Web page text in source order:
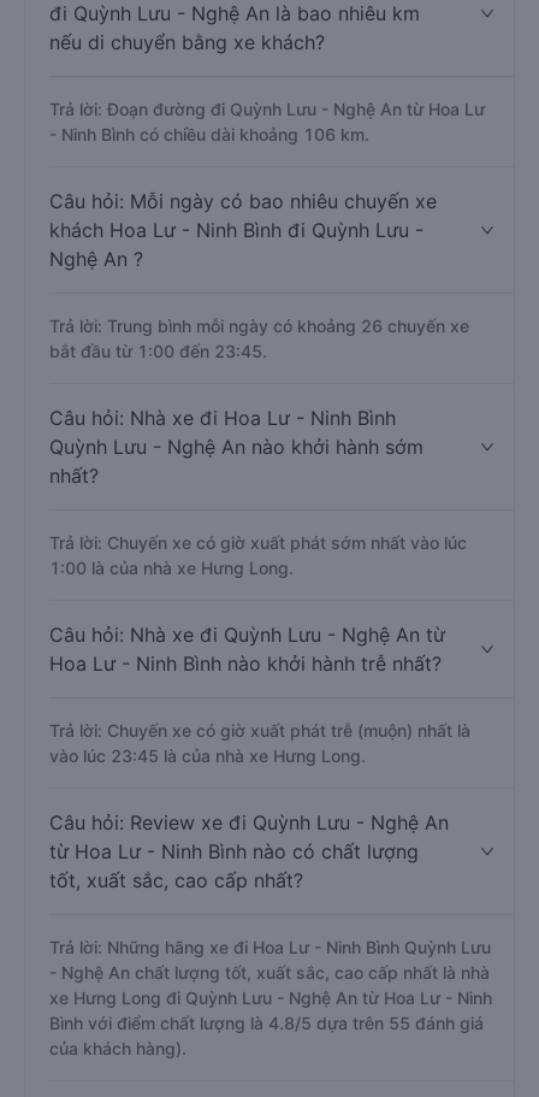
đi Quỳnh Lưu - Nghệ An là bao nhiêu km
nếu di chuyển bằng xe khách?
Trả lời: Đoạn đường đi Quỳnh Lưu - Nghệ An từ Hoa Lư
- Ninh Bình có chiều dài khoảng 106 km.
Câu hỏi: Mỗi ngày có bao nhiêu chuyến xe
khách Hoa Lư - Ninh Bình đi Quỳnh Lưu -
Nghệ An ?
Trả lời: Trung bình mỗi ngày có khoảng 26 chuyến xe
bắt đầu từ 1:00 đến 23:45.
Câu hỏi: Nhà xe đi Hoa Lư - Ninh Bình
Quỳnh Lưu - Nghệ An nào khởi hành sớm
nhất?
Trả lời: Chuyến xe có giờ xuất phát sớm nhất vào lúc
1:00 là của nhà xe Hưng Long.
Câu hỏi: Nhà xe đi Quỳnh Lưu - Nghệ An từ
Hoa Lư - Ninh Bình nào khởi hành trễ nhất?
Trả lời: Chuyến xe có giờ xuất phát trễ (muộn) nhất là
vào lúc 23:45 là của nhà xe Hưng Long.
Câu hỏi: Review xe đi Quỳnh Lưu - Nghệ An
từ Hoa Lư - Ninh Bình nào có chất lượng
tốt, xuất sắc, cao cấp nhất?
Trả lời: Những hãng xe đi Hoa Lư - Ninh Bình Quỳnh Lưu
- Nghệ An chất lượng tốt, xuất sắc, cao cấp nhất là nhà
xe Hưng Long đi Quỳnh Lưu - Nghệ An từ Hoa Lư - Ninh
Bình với điểm chất lượng là 4.8/5 dựa trên 55 đánh giá
của khách hàng).